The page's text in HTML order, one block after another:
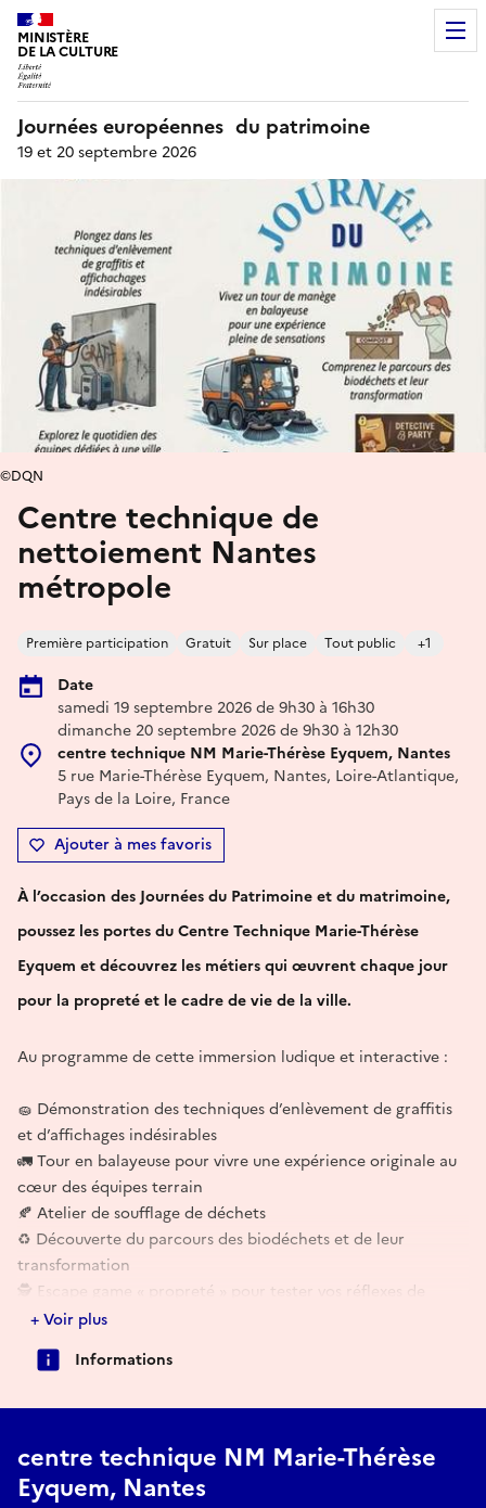
MINISTÈRE
DE LA CULTURE
Journées européennes du patrimoine
19 et 20 septembre 2026
Centre technique de
nettoiement Nantes
métropole
Première participation Gratuit Sur place Tout public +1
Date
samedi 19 septembre 2026 de 9h30 à 16h30
dimanche 20 septembre 2026 de 9h30 à 12h30
centre technique NM Marie-Thérèse Eyquem, Nantes
5 rue Marie-Thérèse Eyquem, Nantes, Loire-Atlantique,
Pays de la Loire, France
Ajouter à mes favoris
©DQN
À l’occasion des Journées du Patrimoine et du matrimoine,
poussez les portes du Centre Technique Marie-Thérèse
Eyquem et découvrez les métiers qui œuvrent chaque jour
pour la propreté et le cadre de vie de la ville.
Au programme de cette immersion ludique et interactive :
🧽 Démonstration des techniques d’enlèvement de graffitis
et d’affichages indésirables
🚛 Tour en balayeuse pour vivre une expérience originale au
cœur des équipes terrain
🍂 Atelier de soufflage de déchets
♻️ Découverte du parcours des biodéchets et de leur
transformation
🕵️ Escape game « propreté » pour tester vos réflexes de
citoyen modèle
👷 Rencontre avec les agents et découverte du quotidien des
équipes dédiées à une ville propre et agréable
animations et échanges avec les professionnels.
+ Voir plus
Informations
centre technique NM Marie-Thérèse
Eyquem, Nantes